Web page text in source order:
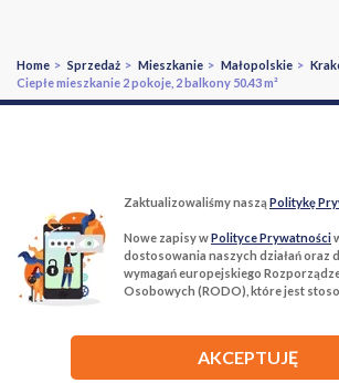
Home > Sprzedaż > Mieszkanie > Małopolskie >
Ciepłe mieszkanie 2 pokoje, 2 balkony 50.43 m²
T:22 299 68 68M:biuro@tur-
Biuro Nieruchomości Tur
Zaktualizowaliśmy naszą Politykę
Nowe zapisy wPolityce Prywatności
dostosowania naszych działań oraz
wymagań europejskiego
Osobowych (RODO), które jest
AKCEPTUJĘ